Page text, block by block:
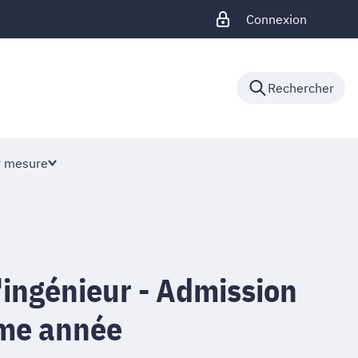
Connexion
Rechercher
mesure
- Admission
année